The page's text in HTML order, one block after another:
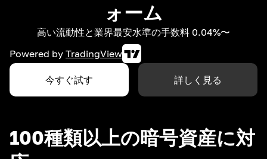
ォーム
高い流動性と業界最安水準の手数料 0.04%〜
Powered by TradingView
今すぐ試す 詳しく見る
100種類以上の暗号資産に対